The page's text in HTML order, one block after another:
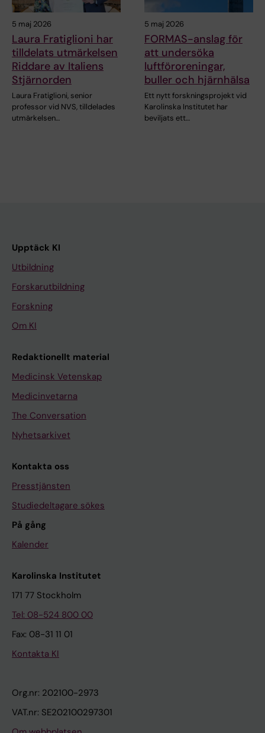
5 maj 2026
Laura Fratiglioni har
tilldelats utmärkelsen
Riddare av Italiens
Stjärnorden
Laura Fratiglioni, senior
professor vid NVS, tilldelades
utmärkelsen…
5 maj 2026
FORMAS-anslag för
att undersöka
luftföroreningar,
buller och hjärnhälsa
Ett nytt forskningsprojekt vid
Karolinska Institutet har
beviljats ett…
Upptäck KI
Utbildning
Forskarutbildning
Forskning
Om KI
Redaktionellt material
Medicinsk Vetenskap
Medicinvetarna
The Conversation
Nyhetsarkivet
Kontakta oss
Presstjänsten
Studiedeltagare sökes
På gång
Kalender
Karolinska Institutet
171 77 Stockholm
Tel: 08-524 800 00
Fax: 08-31 11 01
Kontakta KI
Org.nr: 202100-2973
VAT.nr: SE202100297301